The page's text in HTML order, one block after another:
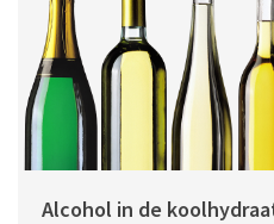
Alcohol in de